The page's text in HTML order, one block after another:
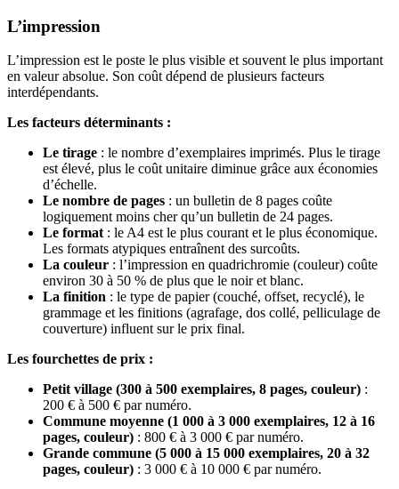
L’impression
L’impression est le poste le plus visible et souvent le plus important
en valeur absolue. Son coût dépend de plusieurs facteurs
interdépendants.
Les facteurs déterminants :
Le tirage : le nombre d’exemplaires imprimés. Plus le tirage
est élevé, plus le coût unitaire diminue grâce aux économies
d’échelle.
Le nombre de pages : un bulletin de 8 pages coûte
logiquement moins cher qu’un bulletin de 24 pages.
Le format: le A4 est le plus courant et le plus économique.
Les formats atypiques entraînent des surcoûts.
La couleur : l’impression en quadrichromie (couleur) coûte
environ 30 à 50 % de plus que le noir et blanc.
La finition : le type de papier (couché, offset, recyclé), le
grammage et les finitions (agrafage, dos collé, pelliculage de
couverture) influent sur le prix final.
Les fourchettes de prix :
Petit village (300 à 500 exemplaires, 8 pages, couleur) :
200 € à 500 € par numéro.
Commune moyenne (1 000 à 3 000 exemplaires, 12 à 16
pages, couleur) : 800 € à 3 000 € par numéro.
Grande commune (5 000 à 15 000 exemplaires, 20 à 32
pages, couleur) : 3 000 € à 10 000 € par numéro.